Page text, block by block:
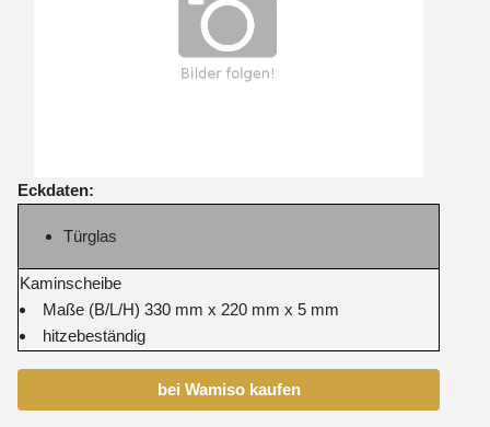
Eckdaten:
Türglas
Kaminscheibe
Maße (B/L/H) 330 mm x 220 mm x 5 mm
hitzebeständig
bei Wamiso kaufen